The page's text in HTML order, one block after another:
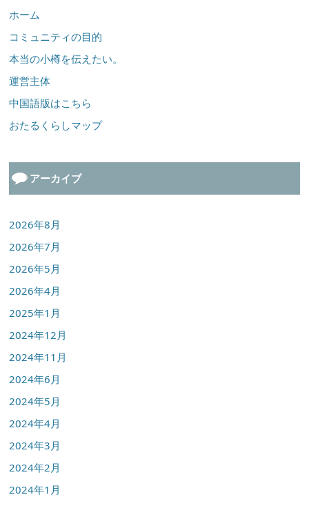
ホーム
コミュニティの目的
本当の小樽を伝えたい。
運営主体
中国語版はこちら
おたるくらしマップ
アーカイブ
2026年8月
2026年7月
2026年5月
2026年4月
2025年1月
2024年12月
2024年11月
2024年6月
2024年5月
2024年4月
2024年3月
2024年2月
2024年1月